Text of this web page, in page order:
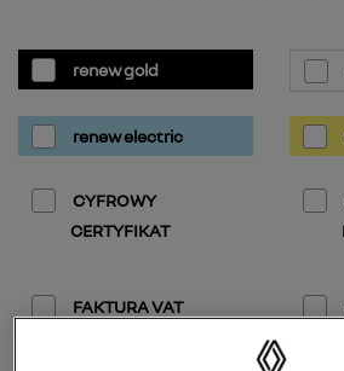
renew gold
renew electric
CYFROWY
CERTYFIKAT
FAKTURA VAT